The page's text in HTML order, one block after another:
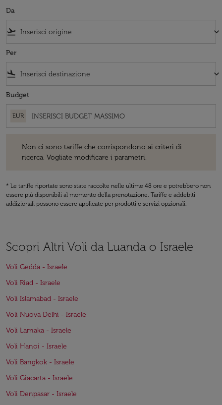
Da
flight_takeoff keyboard_arrow_down
Per
flight_land keyboard_arrow_down
Budget
EUR
Non ci sono tariffe che corrispondono ai criteri di
ricerca. Vogliate modificare i parametri.
* Le tariffe riportate sono state raccolte nelle ultime 48 ore e potrebbero non
essere più disponibili al momento della prenotazione. Tariffe e addebiti
addizionali possono essere applicate per prodotti e servizi opzionali.
Scopri Altri Voli da Luanda o Israele
Voli Gedda - Israele
Voli Riad - Israele
Voli Islamabad - Israele
Voli Nuova Delhi - Israele
Voli Larnaka - Israele
Voli Hanoi - Israele
Voli Bangkok - Israele
Voli Giacarta - Israele
Voli Denpasar - Israele